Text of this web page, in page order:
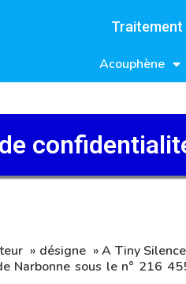
Traitement
Acouphène
» désigne » A Tiny
Narbonne sous le n° 216